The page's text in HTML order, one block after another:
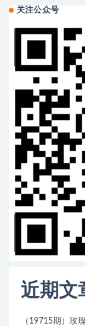
关注公众号
近期文
（19715期）玫